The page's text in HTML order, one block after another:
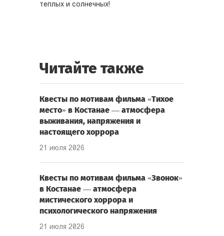
теплых и солнечных!
Читайте также
Квесты по мотивам фильма «Тихое
место» в Костанае — атмосфера
выживания, напряжения и
настоящего хоррора
21 июля 2026
Квесты по мотивам фильма «Звонок»
в Костанае — атмосфера
мистического хоррора и
психологического напряжения
21 июля 2026